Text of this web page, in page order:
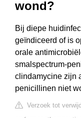
wond?
Bij diepe
geïndiceerd of is
orale
smalspectrum-
clindamycine zijn
penicillinen niet
Verzoek tot